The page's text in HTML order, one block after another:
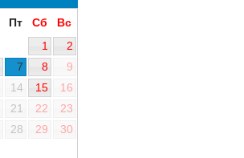
Пт Сб
Вс
1
2
7 8
9
14 15
16
21 22
23
28 29
30